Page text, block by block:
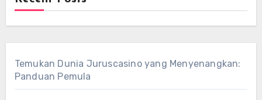
Temukan Dunia Juruscasino yang Menyenangkan:
Panduan Pemula